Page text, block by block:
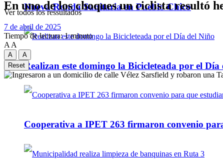
Nueva Ronda Sanitaria en Pueblo Chico
Realizan este domingo la Bicicleteada por el Día
Cooperativa a IPET 263 firmaron convenio
Ver todos los ressultados
En uno de los choques un ciclista resultó
7 de abril de 2025
Tiempo de lectura: 1 minuto
A A
A
A
Reset